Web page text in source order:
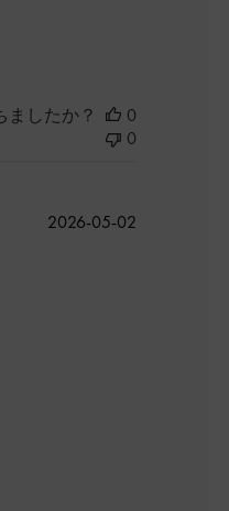
ましたか？
0
0
公
2026-05-02